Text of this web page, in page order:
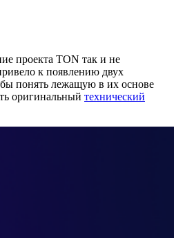
проекта TON так и не
к появлению двух
понять лежащую в их основе
оригинальный технический